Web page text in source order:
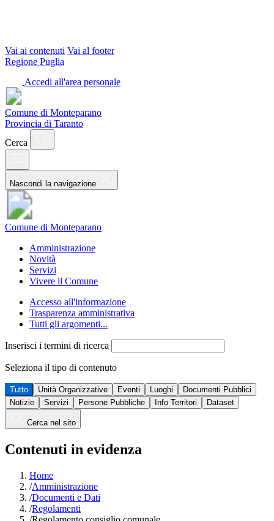
Vai ai contenuti Vai al footer
Regione Puglia
Accedi all'area personale
Comune di Monteparano
Provincia di Taranto
Cerca
Nascondi la navigazione
Comune di Monteparano
Amministrazione
Novità
Servizi
Vivere il Comune
Accesso all'informazione
Trasparenza amministrativa
Tutti gli argomenti...
Inserisci i termini di ricerca
Seleziona il tipo di contenuto
Tutto Unità Organizzative Eventi Luoghi
Documenti Pubblici
Notizie
Servizi Persone Pubbliche Info Territori Dataset
Cerca nel sito
Contenuti in evidenza
Home
/Amministrazione
/Documenti e Dati
/Regolamenti